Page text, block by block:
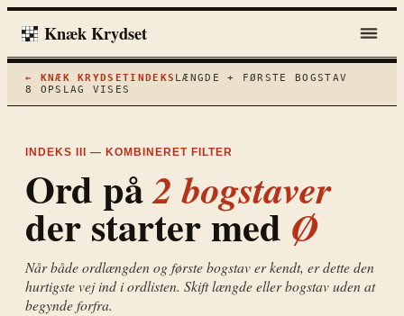
Knæk Krydset
← KNÆK KRYDSETINDEKS LÆNGDE + FØRSTE BOGSTAV
8
OPSLAG VISES
INDEKS III — KOMBINERET FILTER
Ord på2 bogstaver
der starter med Ø
Når både ordlængden og første bogstav er kendt, er dette den
hurtigste vej ind i ordlisten. Skift længde eller bogstav uden at
begynde forfra.